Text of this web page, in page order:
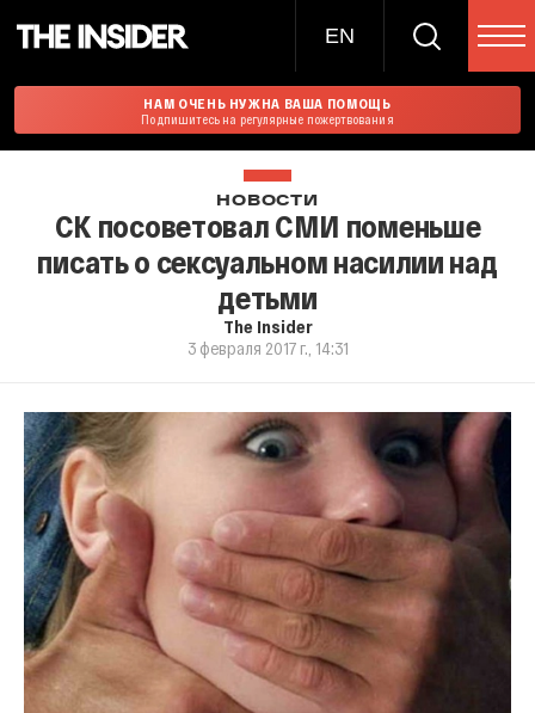
EN
НАМ ОЧЕНЬ НУЖНА ВАША ПОМОЩЬ
Подпишитесь на регулярные пожертвования
НОВОСТИ
СК посоветовал СМИ поменьше
писать о сексуальном насилии над
детьми
The Insider
3 февраля 2017 г., 14:31